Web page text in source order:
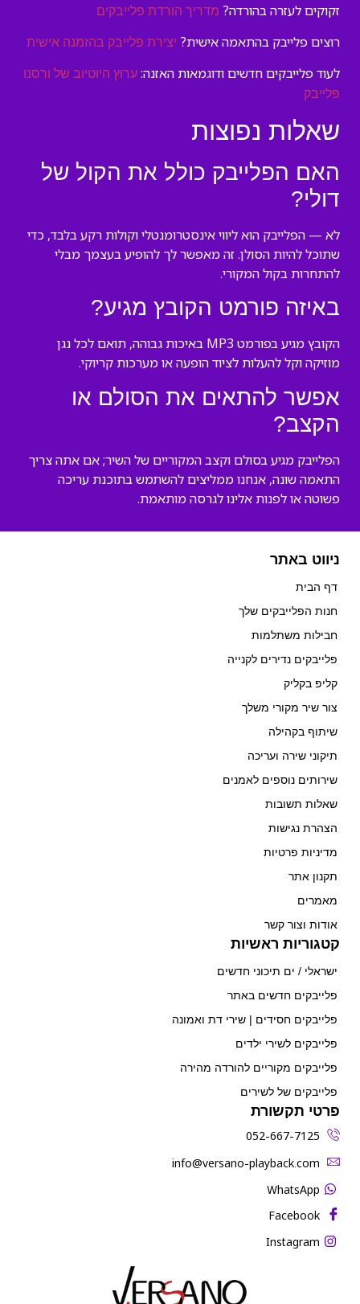
זקוקים לעזרה בהורדה? מדריך הורדת פלייבקים
רוצים פלייבק בהתאמה אישית? יצירת פלייבק בהזמנה אישית
לעוד פלייבקים חדשים ודוגמאות האזנה: ערוץ היוטיוב של ורסנו
פלייבק
שאלות נפוצות
האם הפלייבק כולל את הקול של
דולי?
לא — הפלייבק הוא ליווי אינסטרומנטלי וקולות רקע בלבד, כדי
שתוכל להיות הסולן. זה מאפשר לך להופיע בעצמך מבלי
להתחרות בקול המקורי.
באיזה פורמט הקובץ מגיע?
הקובץ מגיע בפורמט MP3 באיכות גבוהה, תואם לכל נגן
מוזיקה וקל להעלות לציוד הופעה או מערכות קריוקי.
אפשר להתאים את הסולם או
הקצב?
הפלייבק מגיע בסולם וקצב המקוריים של השיר; אם אתה צריך
התאמה שונה, אנחנו ממליצים להשתמש בתוכנת עריכה
פשוטה או לפנות אלינו לגרסה מותאמת.
ניווט באתר
דף הבית
חנות הפלייבקים שלך
חבילות משתלמות
פלייבקים נדירים לקנייה
קליפ בקליק
צור שיר מקורי משלך
שיתוף בקהילה
תיקוני שירה ועריכה
שירותים נוספים לאמנים
שאלות תשובות
הצהרת נגישות
מדיניות פרטיות
תקנון אתר
מאמרים
אודות וצור קשר
קטגוריות ראשיות
ישראלי / ים תיכוני חדשים
פלייבקים חדשים באתר
פלייבקים חסידים | שירי דת ואמונה
פלייבקים לשירי ילדים
פלייבקים מקוריים להורדה מהירה
פלייבקים של לשירים
פרטי תקשורת
052-667-7125
‫info@versano-playback.com‬
WhatsApp
Facebook
Instagram